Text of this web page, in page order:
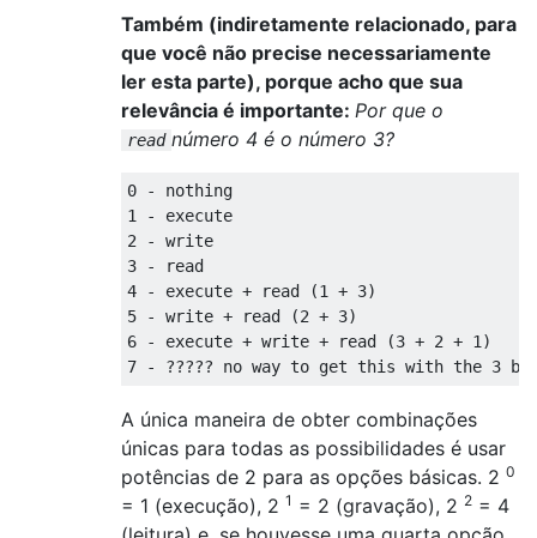
Também (indiretamente relacionado, para
que você não precise necessariamente
ler esta parte), porque acho que sua
relevância é importante: Por que o
read número 4 é o número 3?
0 - nothing
1 - execute
2 - write
3 - read
4 - execute + read (1 + 3)
5 - write + read (2 + 3)
6 - execute + write + read (3 + 2 + 1)
A única maneira de obter combinações
únicas para todas as possibilidades é usar
potências de 2 para as opções básicas. 2 0
= 1 (execução), 2 1 = 2 (gravação), 2 2 = 4